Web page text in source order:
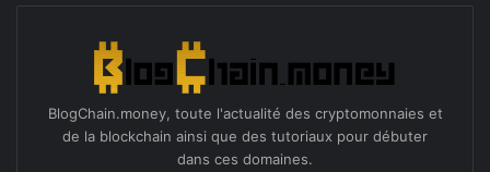
BlogChain.money, toute l'actualité des cryptomonnaies et
de la blockchain ainsi que des tutoriaux pour débuter
dans ces domaines.